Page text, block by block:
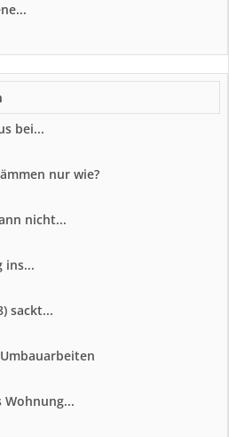
bei...
nur wie?
nicht...
ins...
sackt...
Wohnung...